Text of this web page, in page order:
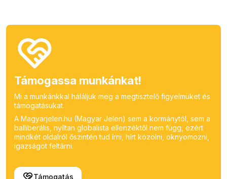
Támogassa munkánkat!
Mi a munkánkkal háláljuk meg a megtisztelő figyelmüket és
támogatásukat.
A Magyarjelen.hu (Magyar Jelen) sem a kormánytól, sem a
balliberális, nyíltan globalista ellenzéktől nem függ, ezért
mindkét oldalról őszintén tud írni, hírt közölni, oknyomozni,
igazságot feltárni.
Támogatás